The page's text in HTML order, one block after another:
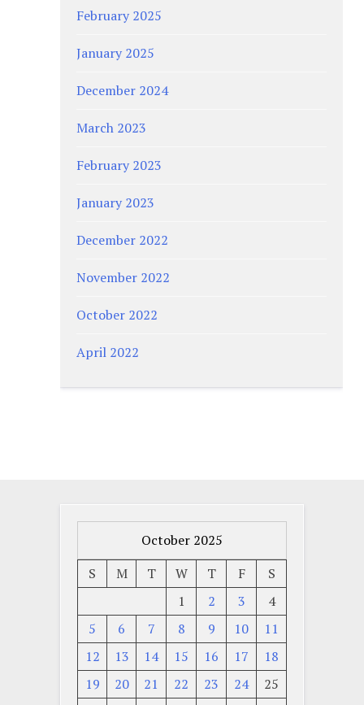
February 2025
January 2025
December 2024
March 2023
February 2023
January 2023
December 2022
November 2022
October 2022
April 2022
October 2025
S
M T W T F
S
1
2 3
4
5
6 7 8 9 10
11
12
13 14 15 16 17
18
19
20 21 22 23 24
25